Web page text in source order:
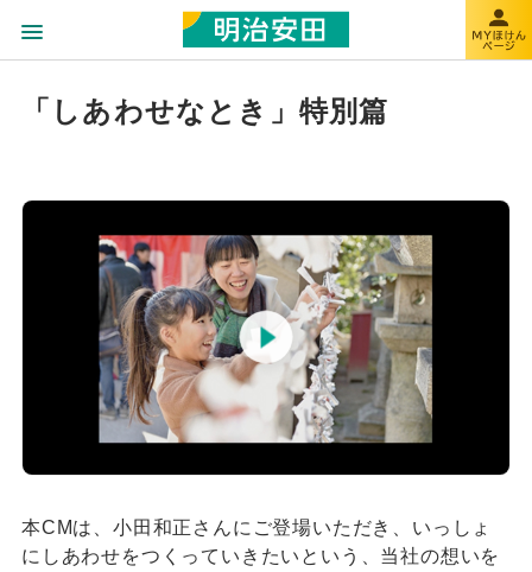
「しあわせなとき」特別篇
本CMは、小田和正さんにご登場いただき、いっしょ
にしあわせをつくっていきたいという、当社の想いを